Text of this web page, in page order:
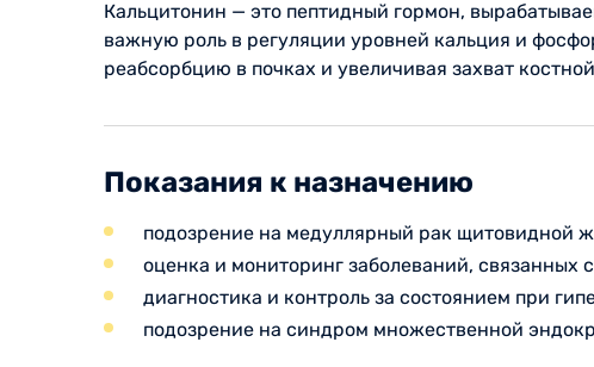
Кальцитонин — это пептидный гормон,
важную роль в регуляции уровней кальция и
реабсорбцию в почках и увеличивая захват
Показания к назначению
подозрение на медуллярный рак щитовидной
оценка и мониторинг заболеваний,
диагностика и контроль за состоянием при
подозрение на синдром множественной